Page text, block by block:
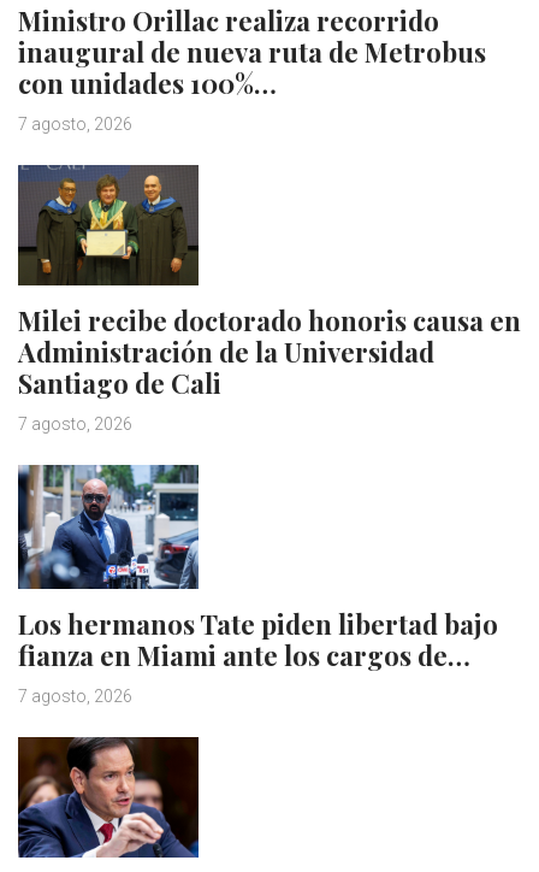
Ministro Orillac realiza recorrido
inaugural de nueva ruta de Metrobus
con unidades 100%…
7 agosto, 2026
Milei recibe doctorado honoris causa en
Administración de la Universidad
Santiago de Cali
7 agosto, 2026
Los hermanos Tate piden libertad bajo
fianza en Miami ante los cargos de…
7 agosto, 2026